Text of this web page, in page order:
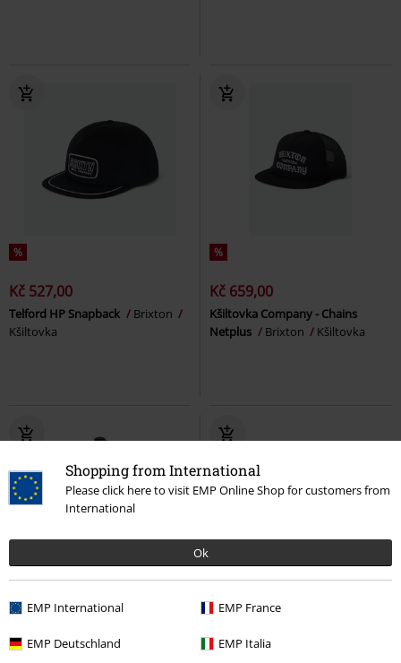
Shopping from International
Please click here to visit EMP Online Shop for customers from
International
Ok
EMP International EMP France
EMP Deutschland EMP Italia
%
Kč 527,00
Telford HP Snapback
Brixton
Kšiltovka
%
Kč 659,00
Kšiltovka Company - Chains
Netplus
Brixton Kšiltovka
Metal-Kids - Waiting Texas Denim